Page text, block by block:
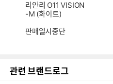
리안리 O11 VISION
-M (화이트)
판매일시중단
관련 브랜드로그